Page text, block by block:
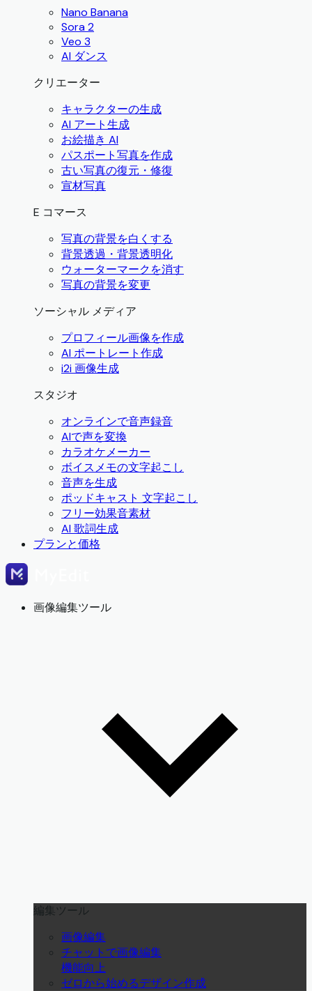
Nano Banana
Sora 2
Veo 3
AI ダンス
クリエーター
キャラクターの生成
AI アート生成
お絵描き AI
パスポート写真を作成
古い写真の復元・修復
宣材写真
E コマース
写真の背景を白くする
背景透過・背景透明化
ウォーターマークを消す
写真の背景を変更
ソーシャル メディア
プロフィール画像を作成
AI ポートレート作成
i2i 画像生成
スタジオ
オンラインで音声録音
AIで声を変換
カラオケメーカー
ボイスメモの文字起こし
音声を生成
ポッドキャスト 文字起こし
フリー効果音素材
AI 歌詞生成
プランと価格
画像編集ツール
編集ツール
画像編集
チャットで画像編集
機能向上
ゼロから始めるデザイン作成